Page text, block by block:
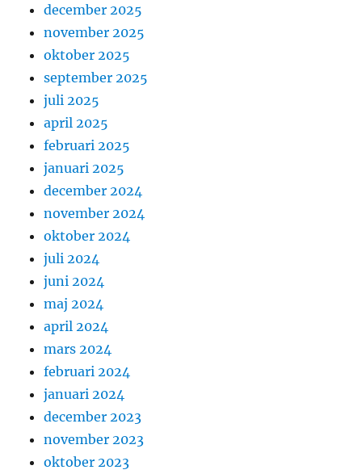
december 2025
november 2025
oktober 2025
september 2025
juli 2025
april 2025
februari 2025
januari 2025
december 2024
november 2024
oktober 2024
juli 2024
juni 2024
maj 2024
april 2024
mars 2024
februari 2024
januari 2024
december 2023
november 2023
oktober 2023